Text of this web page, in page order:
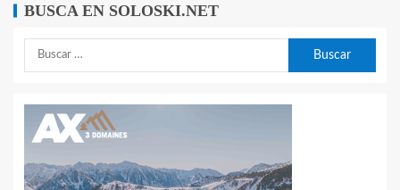
BUSCA EN SOLOSKI.NET